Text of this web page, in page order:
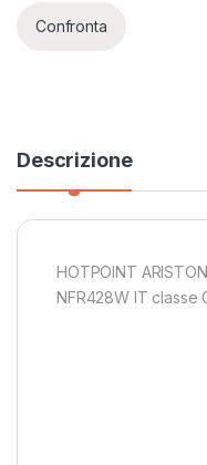
Confronta
Descrizione
HOTPOINT
NFR428W IT classe